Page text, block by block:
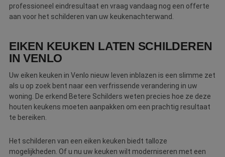
professioneel eindresultaat en vraag vandaag nog een offerte
aan voor het schilderen van uw keukenachterwand.
EIKEN KEUKEN LATEN SCHILDEREN
IN VENLO
Uw eiken keuken in Venlo nieuw leven inblazen is een slimme zet
als u op zoek bent naar een verfrissende verandering in uw
woning. De erkend Betere Schilders weten precies hoe ze deze
houten keukens moeten aanpakken om een prachtig resultaat
te bereiken.
Het schilderen van een eiken keuken biedt talloze
mogelijkheden. Of u nu uw keuken wilt moderniseren met een